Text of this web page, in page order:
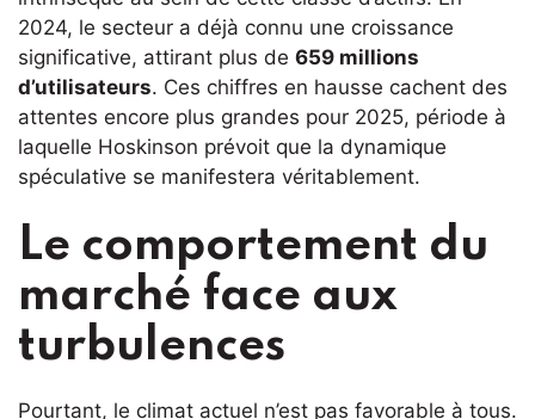
2024, le secteur a déjà connu une croissance
significative, attirant plus de 659 millions
d’utilisateurs. Ces chiffres en hausse cachent des
attentes encore plus grandes pour 2025, période à
laquelle Hoskinson prévoit que la dynamique
spéculative se manifestera véritablement.
Le comportement du
marché face aux
turbulences
Pourtant, le climat actuel n’est pas favorable à tous.